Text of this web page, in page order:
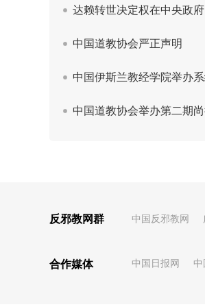
反邪教网群
合作媒体
中国反邪教网
中国日报网 中